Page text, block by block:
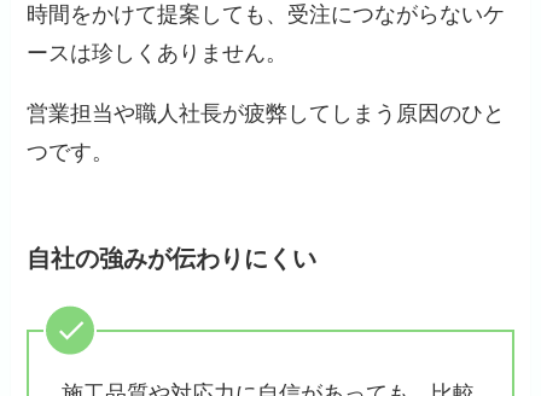
時間をかけて提案しても、受注につながらないケ
ースは珍しくありません。
営業担当や職人社長が疲弊してしまう原因のひと
つです。
自社の強みが伝わりにくい